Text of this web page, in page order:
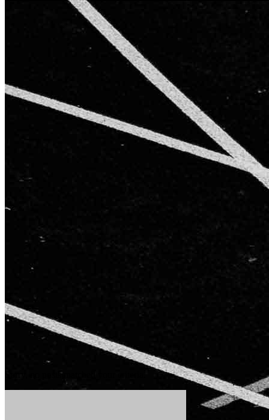
Sorry, no posts matched your criteria.